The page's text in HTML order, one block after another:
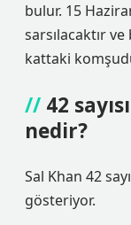
bulur. 15
sarsılacaktır
kattaki
42
nedir?
Sal Khan 42
gösteriyor.